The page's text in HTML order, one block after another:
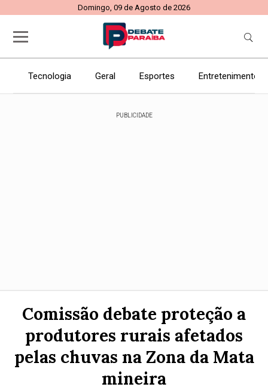
Domingo, 09 de Agosto de 2026
Tecnologia Geral Esportes Entretenimento
PUBLICIDADE
Comissão debate proteção a
produtores rurais afetados
pelas chuvas na Zona da Mata
mineira